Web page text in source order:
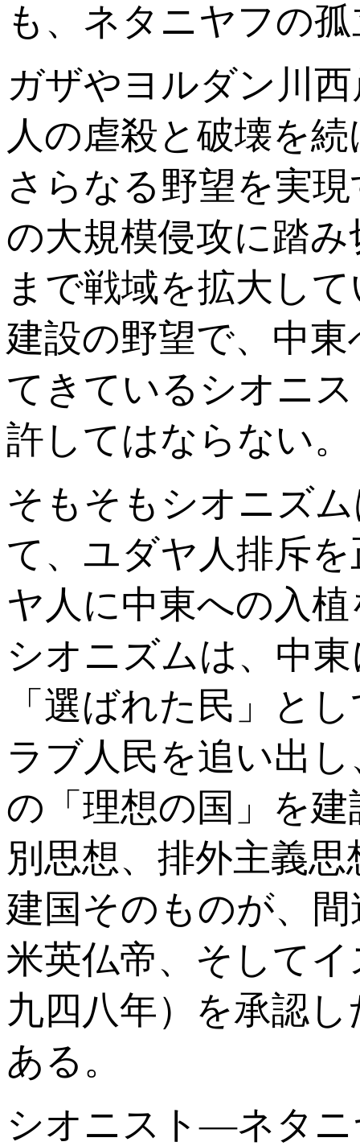
も、ネタニヤフの
ガザやヨルダン川
人の虐殺と破壊を
さらなる野望を実
の大規模侵攻に踏
まで戦域を拡大し
建設の野望で、中
てきているシオニ
許してはならない。
そもそもシオニズ
て、ユダヤ人排斥
ヤ人に中東への入
シオニズムは、中
「選ばれた民」と
ラブ人民を追い出
の「理想の国」を
別思想、排外主義
建国そのものが、
米英仏帝、そして
九四八年）を承認
ある。
シオニスト―ネタ